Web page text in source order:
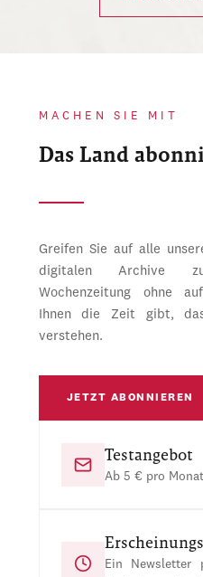
MACHEN SIE MIT
Das Land
Greifen Sie auf alle
digitalen Archive
Wochenzeitung ohne
Ihnen die Zeit gibt,
verstehen.
JETZT ABONNIEREN
Testangebot
Ab 5 € pro Monat
Ein Newsletter